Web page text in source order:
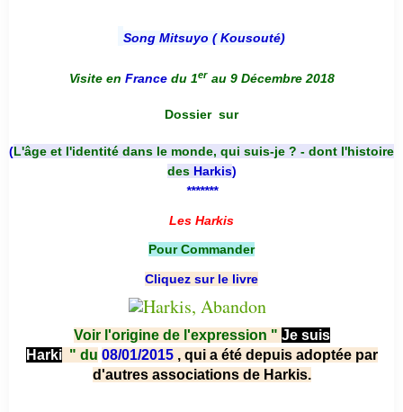
Song Mitsuyo ( Kousouté)
Visite en France du 1er au 9 Décembre 2018
Dossier sur
(L'âge et l'identité dans le monde, qui suis-je ? - dont l'histoire
des Harkis)
*******
Les Harkis
Pour Commander
Cliquez sur le livre
Voir l'origine de l'expression " Je suis
Harki " du 08/01/2015 , qui a été depuis adoptée par
d'autres associations de Harkis.